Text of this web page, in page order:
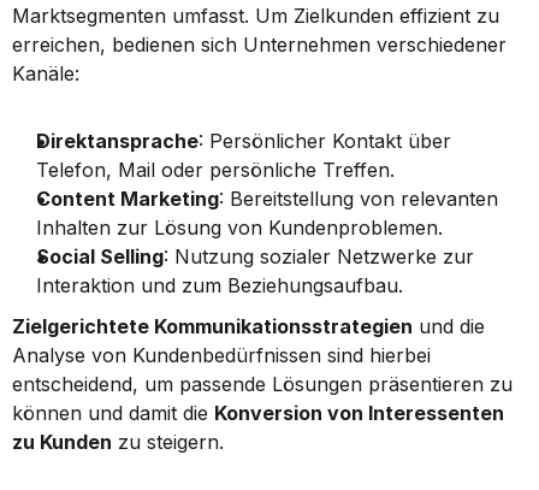
Marktsegmenten umfasst. Um Zielkunden effizient zu
erreichen, bedienen sich Unternehmen verschiedener
Kanäle:
Direktansprache: Persönlicher Kontakt über
Telefon, Mail oder persönliche Treffen.
Content Marketing: Bereitstellung von relevanten
Inhalten zur Lösung von Kundenproblemen.
Social Selling: Nutzung sozialer Netzwerke zur
Interaktion und zum Beziehungsaufbau.
Zielgerichtete Kommunikationsstrategien und die
Analyse von Kundenbedürfnissen sind hierbei
entscheidend, um passende Lösungen präsentieren zu
können und damit die Konversion von Interessenten
zu Kunden zu steigern.